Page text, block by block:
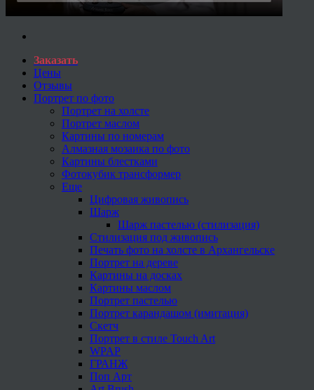
Заказать
Цены
Отзывы
Портрет по фото
Портрет на холсте
Портрет маслом
Картины по номерам
Алмазная мозаика по фото
Картины блестками
Фотокубик трансформер
Еще
Цифровая живопись
Шарж
Шарж пастелью (стилизация)
Стилизация под живопись
Печать фото на холсте в Архангельске
Портрет на дереве
Картины на досках
Картины маслом
Портрет пастелью
Портрет карандашом (имитация)
Скетч
Портрет в стиле Touch Art
WPAP
ГРАНЖ
Поп Арт